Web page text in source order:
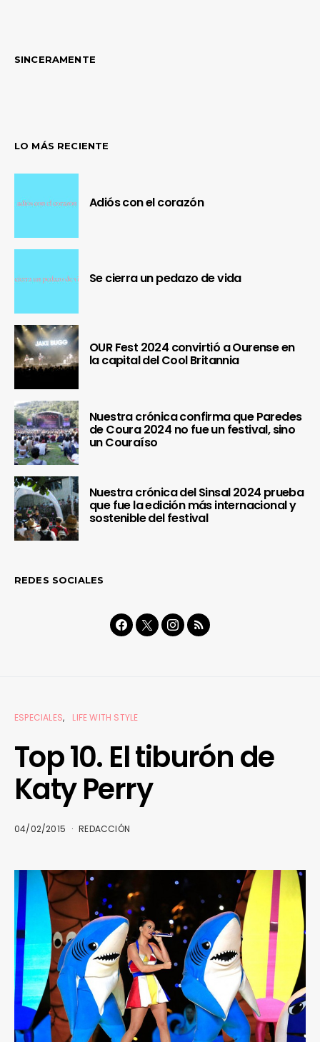
SINCERAMENTE
LO MÁS RECIENTE
Adiós con el corazón
Se cierra un pedazo de vida
OUR Fest 2024 convirtió a Ourense en
la capital del Cool Britannia
Nuestra crónica confirma que Paredes
de Coura 2024 no fue un festival, sino
un Couraíso
Nuestra crónica del Sinsal 2024 prueba
que fue la edición más internacional y
sostenible del festival
REDES SOCIALES
ESPECIALES LIFE WITH STYLE
Top 10. El tiburón de
Katy Perry
04/02/2015 REDACCIÓN